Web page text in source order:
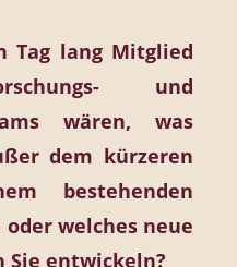
Tag lang Mitglied
und
wären, was
dem kürzeren
bestehenden
welches neue
Sie entwickeln?